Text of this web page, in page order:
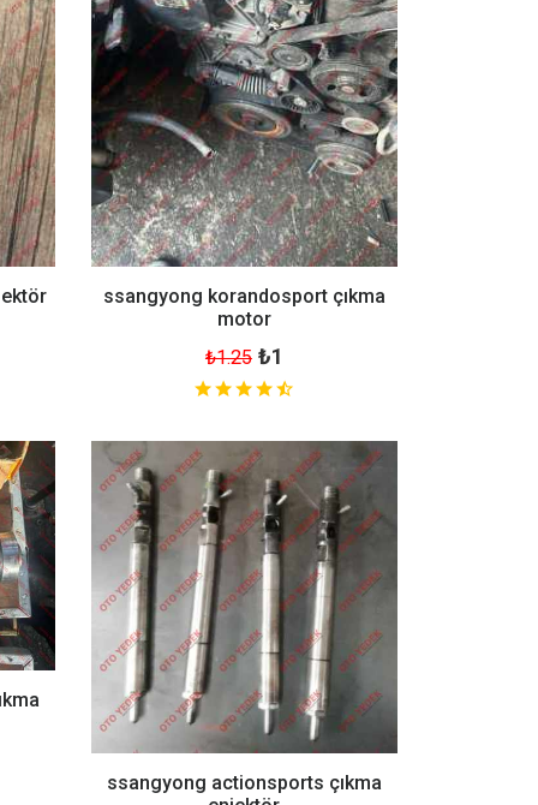
ssangyong korandosport çıkma
motor
₺1.25 ₺1
ssangyong actionsports çıkma